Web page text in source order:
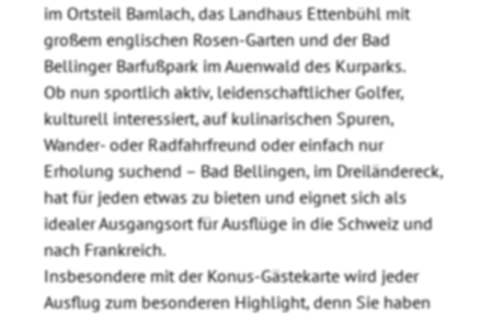
im Ortsteil Bamlach, das Landhaus Ettenbühl mit
großem englischen Rosen-Garten und der Bad
Bellinger Barfußpark im Auenwald des Kurparks.
Ob nun sportlich aktiv, leidenschaftlicher Golfer,
kulturell interessiert, auf kulinarischen Spuren,
Wander- oder Radfahrfreund oder einfach nur
Erholung suchend – Bad Bellingen, im Dreiländereck,
hat für jeden etwas zu bieten und eignet sich als
idealer Ausgangsort für Ausflüge in die Schweiz und
nach Frankreich.
Insbesondere mit der Konus-Gästekarte wird jeder
Ausflug zum besonderen Highlight, denn Sie haben